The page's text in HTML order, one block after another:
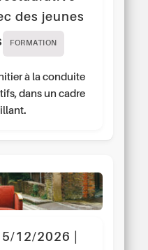
des jeunes
FORMATION
à la conduite
dans un cadre
12/2026 |